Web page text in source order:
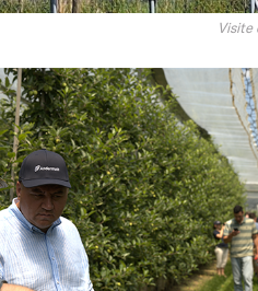
Visite